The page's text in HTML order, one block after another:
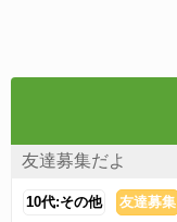
友達募集だよ
10代:その他 友達募集